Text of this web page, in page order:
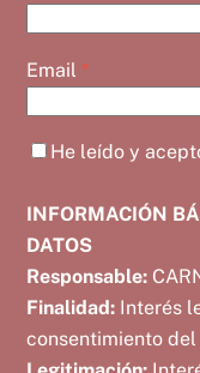
Email*
He leído y
INFORMACIÓN
DATOS
Responsable:
Finalidad: Interés
consentimiento